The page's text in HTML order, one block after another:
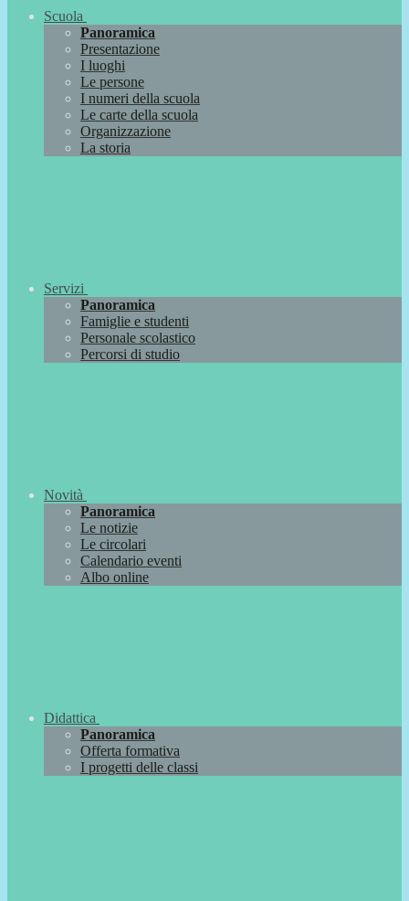
Scuola
Panoramica
Presentazione
I luoghi
Le persone
I numeri della scuola
Le carte della scuola
Organizzazione
La storia
Servizi
Panoramica
Famiglie e studenti
Personale scolastico
Percorsi di studio
Novità
Panoramica
Le notizie
Le circolari
Calendario eventi
Albo online
Didattica
Panoramica
Offerta formativa
I progetti delle classi